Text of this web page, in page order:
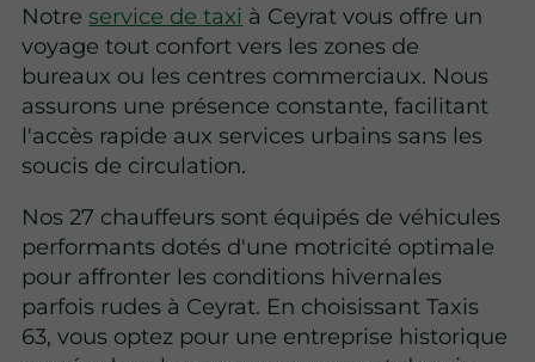
Notreservice de taxi à Ceyrat vous offre un
voyage tout confort vers les zones de
bureaux ou les centres commerciaux. Nous
assurons une présence constante, facilitant
l'accès rapide aux services urbains sans les
soucis de circulation.
Nos 27 chauffeurs sont équipés de véhicules
performants dotés d'une motricité optimale
pour affronter les conditions hivernales
parfois rudes à Ceyrat. En choisissant Taxis
63, vous optez pour une entreprise historique